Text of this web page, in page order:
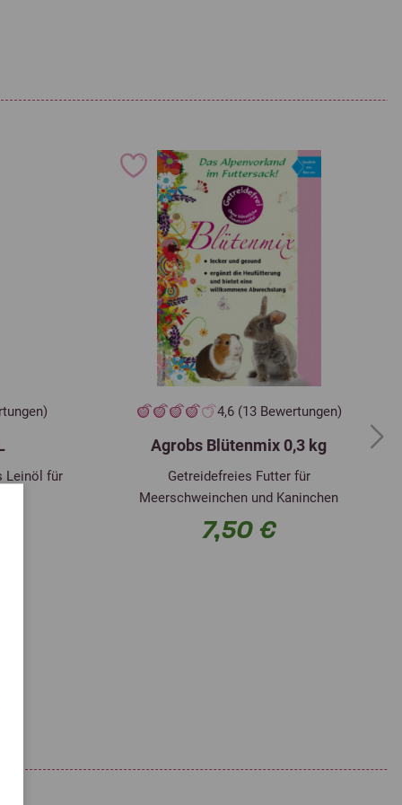
Kupfer als Kupfer(II)-sulfat-Pentahydrat
1,24
Kupfer als Kupfer(II)-Glycinchelat-Hydrat
(fest) (3b413)
Mangan als Mangan(II)-sulfat, Monohydrat
Mangan als Glycin-Manganchelat-
Zink als Zinksulfat, Monohydrat (3b605)
Zink als Glycin-Zinkchelat-Hydrat (fest)
Selen als Selenhefe aus Saccharomyces
cerevisiae CNCM I-3060, inaktiviert (3b810)
Jod als Kalziumjodat, wasserfrei (3b202)
Kobalt als gecoatetes Cobalt(II)-carbonat-
Leinöl für
4,6 (13 Bewertungen)
Agrobs Blütenmix 0,3 kg
Getreidefreies Futter für
Meerschweinchen und Kaninchen
7,50 €
Next